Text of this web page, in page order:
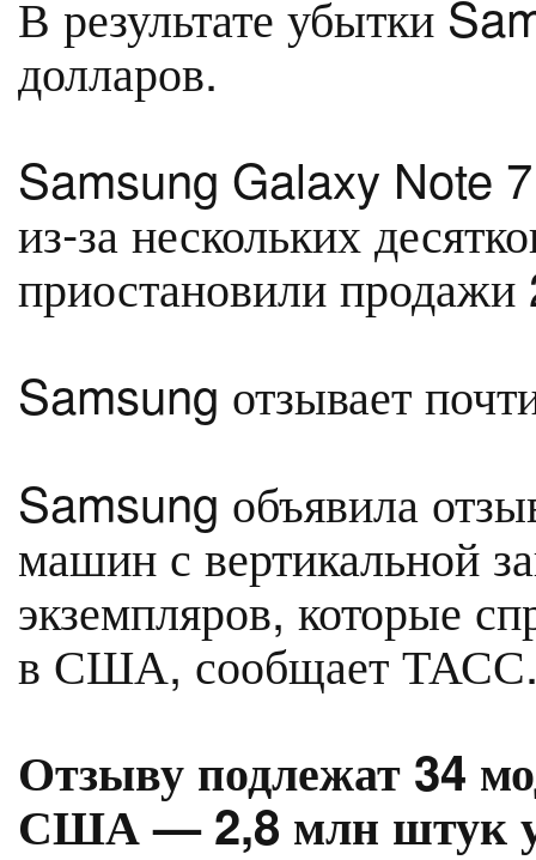
В результате убытки
долларов.
Samsung Galaxy Note 7
из-за нескольких
приостановили продажи
Samsung отзывает
Samsung объявила
машин с вертикальной
экземпляров, которые
в США, сообщает
Отзыву подлежат 34
США — 2,8 млн штук